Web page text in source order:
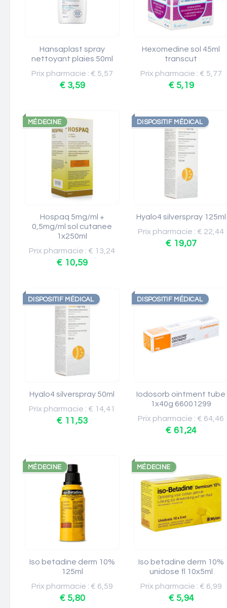
Hansaplast spray
nettoyant plaies 50ml
Prix pharmacie : € 5,57
€ 3,59
Hexomedine sol 45ml
transcut
Prix pharmacie : € 5,77
€ 5,19
MÉDECINE
Hospaq 5mg/ml +
0,5mg/ml sol cutanee
1x250ml
Prix pharmacie : € 13,24
€ 10,59
DISPOSITIF MÉDICAL
Hyalo4 silverspray 125ml
Prix pharmacie : € 22,44
€ 19,07
DISPOSITIF MÉDICAL
Hyalo4 silverspray 50ml
Prix pharmacie : € 14,41
€ 11,53
DISPOSITIF MÉDICAL
Iodosorb ointment tube
1x40g 66001299
Prix pharmacie : € 64,46
€ 61,24
MÉDECINE
Iso betadine derm 10%
125ml
Prix pharmacie : € 6,59
€ 5,80
MÉDECINE
Iso betadine derm 10%
unidose fl 10x5ml
Prix pharmacie : € 6,99
€ 5,94